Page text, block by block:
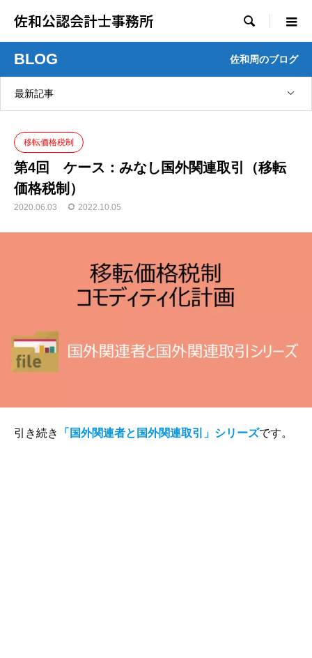
佐和公認会計士事務所 
BLOG 佐和周のブログ
最新記事
移転価格税制
第4回 ケース：みなし国外関連取引（移転
価格税制）
2020.06.03 2022.10.05
引き続き 「国外関連者と国外関連取引」シリーズです。